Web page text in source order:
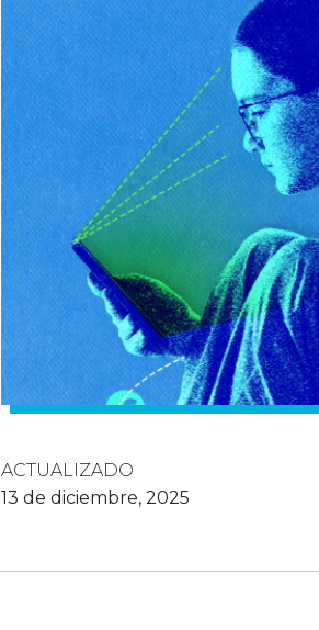
ACTUALIZADO
13 de diciembre, 2025